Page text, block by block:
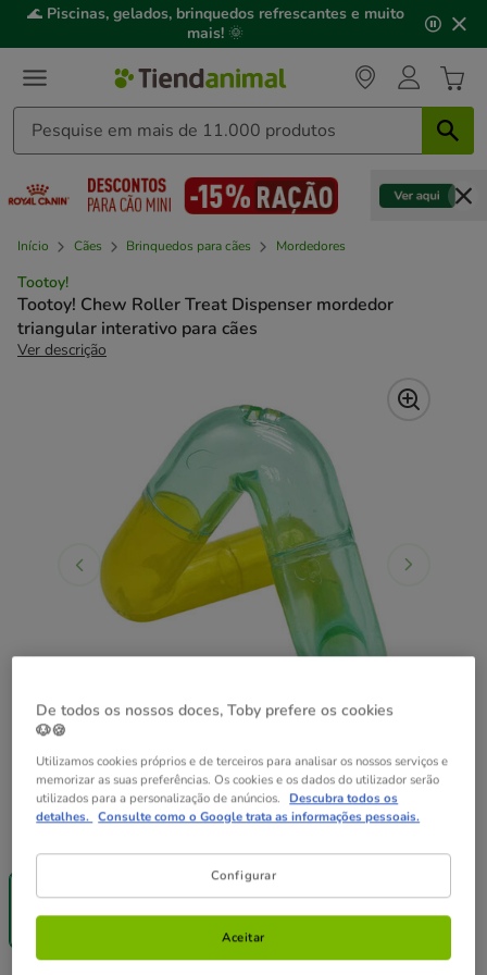
3,
mensagem,
🌊 Piscinas, gelados, brinquedos refrescantes e muito
mais! 🌞
Início Cães Brinquedos para cães Mordedores
Tootoy!
Tootoy! Chew Roller Treat Dispenser mordedor
triangular interativo para cães
Ver descrição
1 ud.
De todos os nossos doces, Toby prefere os cookies
🐶🍪
Utilizamos cookies próprios e de terceiros para analisar os nossos serviços e
memorizar as suas preferências. Os cookies e os dados do utilizador serão
utilizados para a personalização de anúncios. Descubra todos os
detalhes. Consulte como o Google trata as informações pessoais.
Configurar
Aceitar